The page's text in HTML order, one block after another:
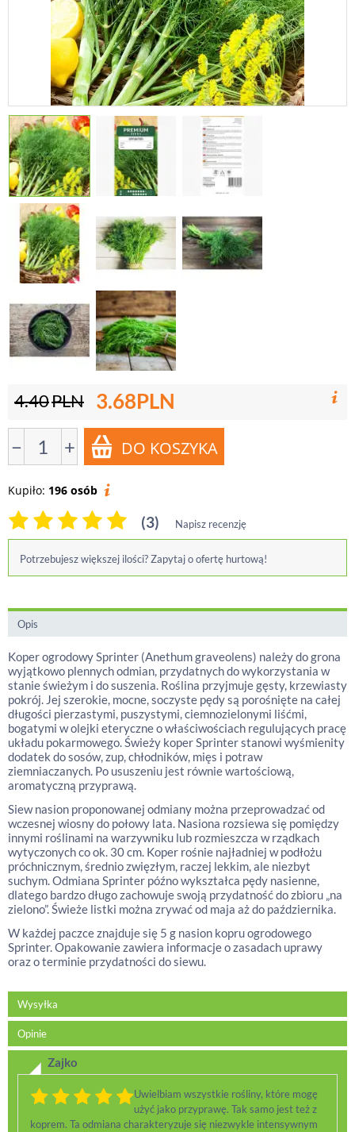
4.40PLN 3.68PLN
− +
Kupiło: 196 osób
(3) Napisz recenzję
Potrzebujesz większej ilości? Zapytaj o ofertę hurtową!
Opis
Koper ogrodowy Sprinter (Anethum graveolens) należy do grona
wyjątkowo plennych odmian, przydatnych do wykorzystania w
stanie świeżym i do suszenia. Roślina przyjmuje gęsty, krzewiasty
pokrój. Jej szerokie, mocne, soczyste pędy są porośnięte na całej
długości pierzastymi, puszystymi, ciemnozielonymi liśćmi,
bogatymi w olejki eteryczne o właściwościach regulujących pracę
układu pokarmowego. Świeży koper Sprinter stanowi wyśmienity
dodatek do sosów, zup, chłodników, mięs i potraw
ziemniaczanych. Po ususzeniu jest równie wartościową,
aromatyczną przyprawą.
Siew nasion proponowanej odmiany można przeprowadzać od
wczesnej wiosny do połowy lata. Nasiona rozsiewa się pomiędzy
innymi roślinami na warzywniku lub rozmieszcza w rządkach
wytyczonych co ok. 30 cm. Koper rośnie najładniej w podłożu
próchnicznym, średnio zwięzłym, raczej lekkim, ale niezbyt
suchym. Odmiana Sprinter późno wykształca pędy nasienne,
dlatego bardzo długo zachowuje swoją przydatność do zbioru „na
zielono”. Świeże listki można zrywać od maja aż do października.
W każdej paczce znajduje się 5 g nasion kopru ogrodowego
Sprinter. Opakowanie zawiera informacje o zasadach uprawy
oraz o terminie przydatności do siewu.
Wysyłka
Opinie
Zajko
Uwielbiam wszystkie rośliny, które mogę
użyć jako przyprawę. Tak samo jest też z
koprem. Ta odmiana charakteryzuje się niezwykle intensywnym